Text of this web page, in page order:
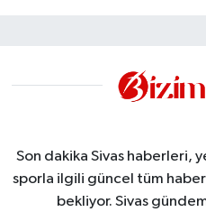
Son dakika Sivas haberleri,
sporla ilgili güncel tüm
bekliyor. Sivas